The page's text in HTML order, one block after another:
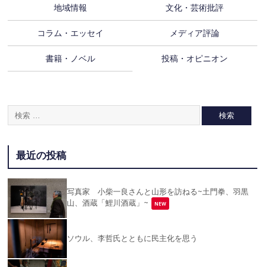
地域情報 文化・芸術批評
コラム・エッセイ メディア評論
書籍・ノベル 投稿・オピニオン
最近の投稿
写真家 小柴一良さんと山形を訪ねる~土門拳、羽黒
山、酒蔵「鯉川酒蔵」~
NEW
ソウル、李哲氏とともに民主化を思う